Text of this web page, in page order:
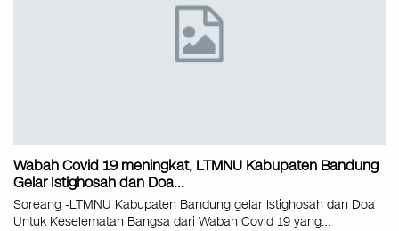
Wabah Covid 19 meningkat, LTMNU Kabupaten Bandung
Gelar Istighosah dan Doa…
Soreang -LTMNU Kabupaten Bandung gelar Istighosah dan Doa
Untuk Keselematan Bangsa dari Wabah Covid 19 yang…